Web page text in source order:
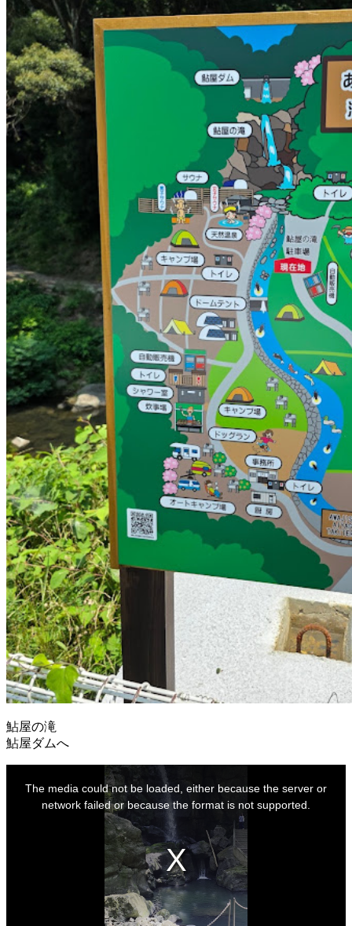
鮎屋の滝
鮎屋ダムへ
The media could not be loaded, either because the server or
network failed or because the format is not supported.